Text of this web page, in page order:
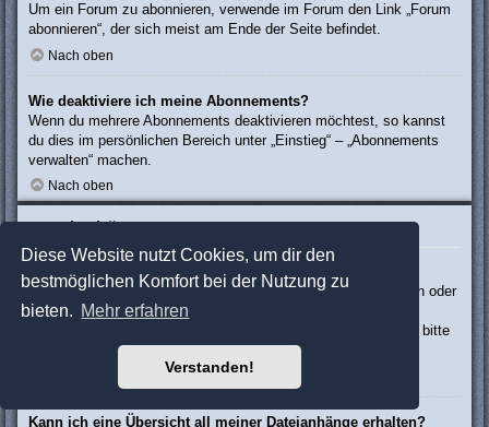
Diese Website nutzt Cookies, um dir den
bestmöglichen Komfort bei der Nutzung zu
bieten. Mehr erfahren
Verstanden!
Um ein Forum zu abonnieren, verwende im Forum den Link „Forum
abonnieren“, der sich meist am Ende der Seite befindet.
Nach oben
Wie deaktiviere ich meine Abonnements?
Wenn du mehrere Abonnements deaktivieren möchtest, so kannst
du dies im persönlichen Bereich unter „Einstieg“ – „Abonnements
verwalten“ machen.
Nach oben
Dateianhänge
Welche Dateianhänge sind in diesem Forum zulässig?
Die Board-Administration kann bestimmte Dateitypen zulassen oder
verbieten. Falls du dir nicht sicher bist, welche Dateitypen du
anhängen kannst und du Unterstützung benötigst, wende dich bitte
an die Board-Administration.
Kann ich eine Übersicht all meiner Dateianhänge erhalten?